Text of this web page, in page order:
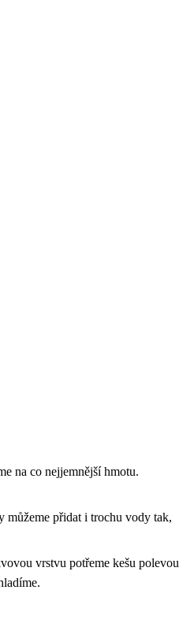
na co nejjemnější hmotu.
můžeme přidat i trochu vody tak,
vrstvu potřeme kešu polevou